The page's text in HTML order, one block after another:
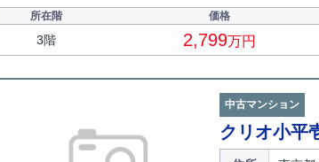
所在階 価格
3階 2,799万円
中古マンション
クリオ小平